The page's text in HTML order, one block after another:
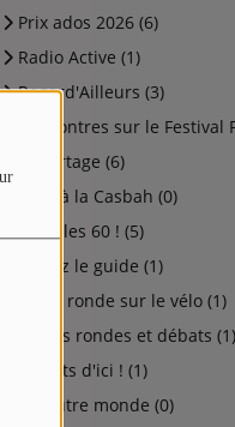
Prix ados 2026 (6)
Radio Active (1)
Regard'Ailleurs (3)
Rencontres sur le Festival
Reportage (6)
Rock à la Casbah (0)
Salut les 60 ! (5)
Suivez le guide (1)
Table ronde sur le vélo (1)
Tables rondes et débats (1)
Talents d'ici ! (1)
Un autre monde (0)